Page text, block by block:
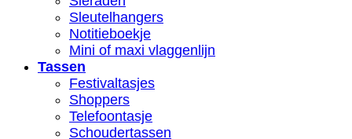
Sleutelhangers
Notitieboekje
Mini of maxi vlaggenlijn
Tassen
Festivaltasjes
Shoppers
Telefoontasje
Schoudertassen